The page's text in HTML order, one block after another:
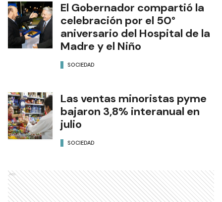
El Gobernador compartió la
celebración por el 50°
aniversario del Hospital de la
Madre y el Niño
SOCIEDAD
Las ventas minoristas pyme
bajaron 3,8% interanual en
julio
SOCIEDAD
Ads